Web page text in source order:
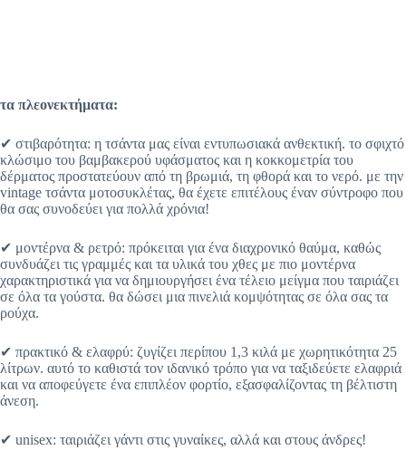
τα πλεονεκτήματα:
✔ στιβαρότητα: η τσάντα μας είναι εντυπωσιακά ανθεκτική. το σφιχτό
κλώσιμο του βαμβακερού υφάσματος και η κοκκομετρία του
δέρματος προστατεύουν από τη βρωμιά, τη φθορά και το νερό. με την
vintage τσάντα μοτοσυκλέτας, θα έχετε επιτέλους έναν σύντροφο που
θα σας συνοδεύει για πολλά χρόνια!
✔ μοντέρνα & ρετρό: πρόκειται για ένα διαχρονικό θαύμα, καθώς
συνδυάζει τις γραμμές και τα υλικά του χθες με πιο μοντέρνα
χαρακτηριστικά για να δημιουργήσει ένα τέλειο μείγμα που ταιριάζει
σε όλα τα γούστα. θα δώσει μια πινελιά κομψότητας σε όλα σας τα
ρούχα.
✔ πρακτικό & ελαφρύ: ζυγίζει περίπου 1,3 κιλά με χωρητικότητα 25
λίτρων. αυτό το καθιστά τον ιδανικό τρόπο για να ταξιδεύετε ελαφριά
και να αποφεύγετε ένα επιπλέον φορτίο, εξασφαλίζοντας τη βέλτιστη
άνεση.
✔ unisex: ταιριάζει γάντι στις γυναίκες, αλλά και στους άνδρες!